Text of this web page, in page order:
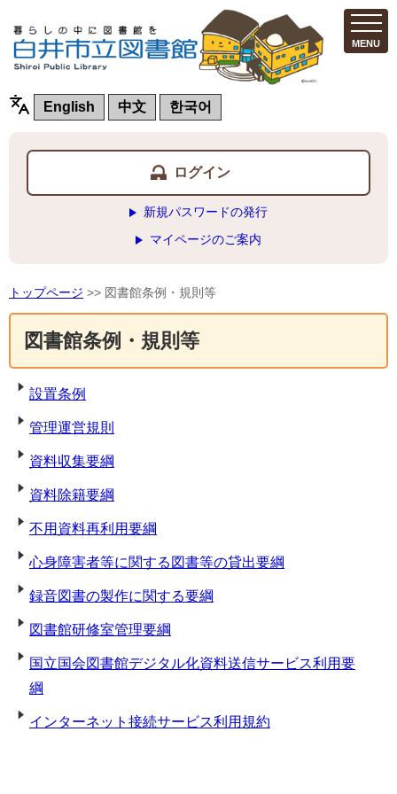
MENU
English 中文 한국어
ログイン
新規パスワードの発行
マイページのご案内
トップページ >> 図書館条例・規則等
図書館条例・規則等
設置条例
管理運営規則
資料収集要綱
資料除籍要綱
不用資料再利用要綱
心身障害者等に関する図書等の貸出要綱
録音図書の製作に関する要綱
図書館研修室管理要綱
国立国会図書館デジタル化資料送信サービス利用要
綱
インターネット接続サービス利用規約